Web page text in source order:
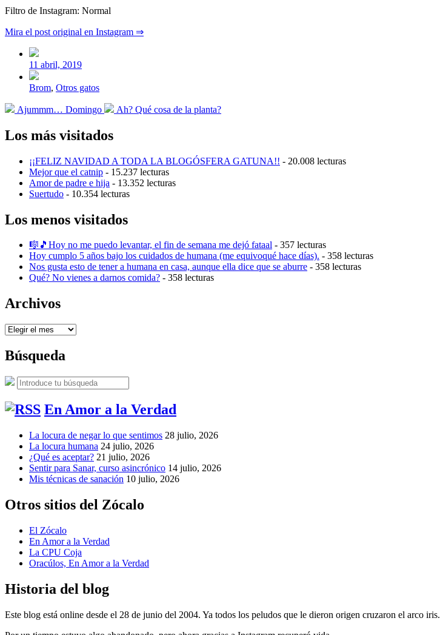
Filtro de Instagram: Normal
Mira el post original en Instagram ⇒
Fecha
publicación
11 abril, 2019
Publicada
Brom, Otros gatos
Entrada
Ajummm… Domingo
Entrada
Ah? Qué cosa de la planta?
Los más visitados
¡¡FELIZ NAVIDAD A TODA LA BLOGÓSFERA GATUNA!! - 20.008 lecturas
Mejor que el catnip - 15.237 lecturas
Amor de padre e hija - 13.352 lecturas
Suertudo - 10.354 lecturas
Los menos visitados
🎼🎵Hoy no me puedo levantar, el fin de semana me dejó fataal - 357 lecturas
Hoy cumplo 5 años bajo los cuidados de humana (me equivoqué hace días). - 358 lecturas
Nos gusta esto de tener a humana en casa, aunque ella dice que se aburre - 358 lecturas
Qué? No vienes a darnos comida? - 358 lecturas
Archivos
Archivos
Búsqueda
Buscar: Buscar
En Amor a la Verdad
La locura de negar lo que sentimos 28 julio, 2026
La locura humana 24 julio, 2026
¿Qué es aceptar? 21 julio, 2026
Sentir para Sanar, curso asincrónico 14 julio, 2026
Mis técnicas de sanación 10 julio, 2026
Otros sitios del Zócalo
El Zócalo
En Amor a la Verdad
La CPU Coja
Oracúlos, En Amor a la Verdad
Historia del blog
Este blog está online desde el 28 de junio del 2004. Ya todos los peludos que le dieron origen cruzaron el arco iris.